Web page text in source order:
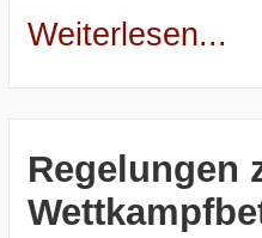
Weiterlesen...
Regelungen